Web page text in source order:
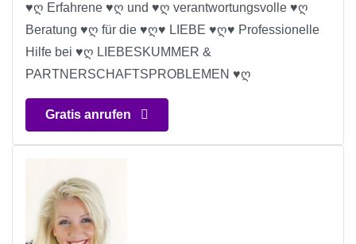
♥ღ Erfahrene ♥ღ und ♥ღ verantwortungsvolle ♥ღ
Beratung ♥ღ für die ♥ღ♥ LIEBE ♥ღ♥ Professionelle
Hilfe bei ♥ღ LIEBESKUMMER &
PARTNERSCHAFTSPROBLEMEN ♥ღ
Gratis anrufen